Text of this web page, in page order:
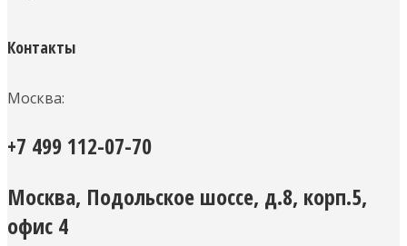
Контакты
Москва:
+7 499 112-07-70
Москва, Подольское шоссе, д.8, корп.5,
офис 4